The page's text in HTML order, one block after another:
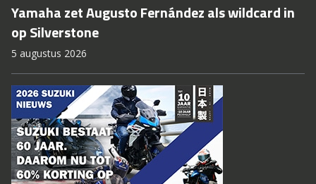
Yamaha zet Augusto Fernández als wildcard in
op Silverstone
5 augustus 2026